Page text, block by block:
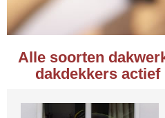
Alle soorten
dakdekkers actief